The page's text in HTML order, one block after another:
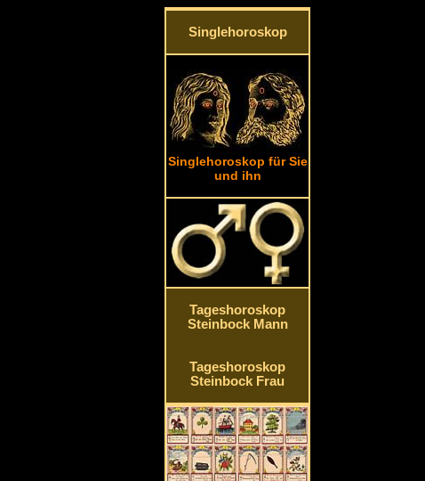
Singlehoroskop
Singlehoroskop für Sie
und ihn
Tageshoroskop
Steinbock Mann
Tageshoroskop
Steinbock Frau